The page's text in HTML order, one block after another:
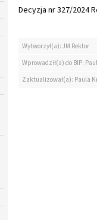
Decyzja nr 327/2024
Wytworzył(a): JM Rektor
Wprowadził(a) do BIP:
Zaktualizował(a): Paula